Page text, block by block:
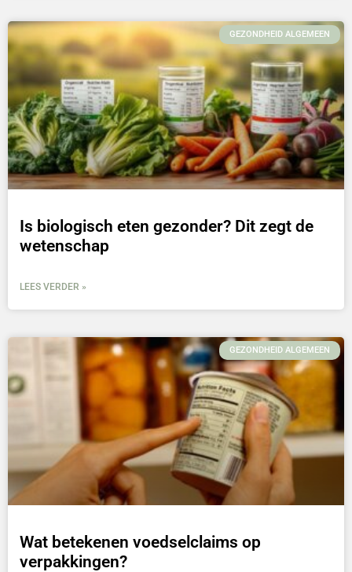
GEZONDHEID ALGEMEEN
Is biologisch eten gezonder? Dit zegt de
wetenschap
LEES VERDER »
GEZONDHEID ALGEMEEN
Wat betekenen voedselclaims op
verpakkingen?